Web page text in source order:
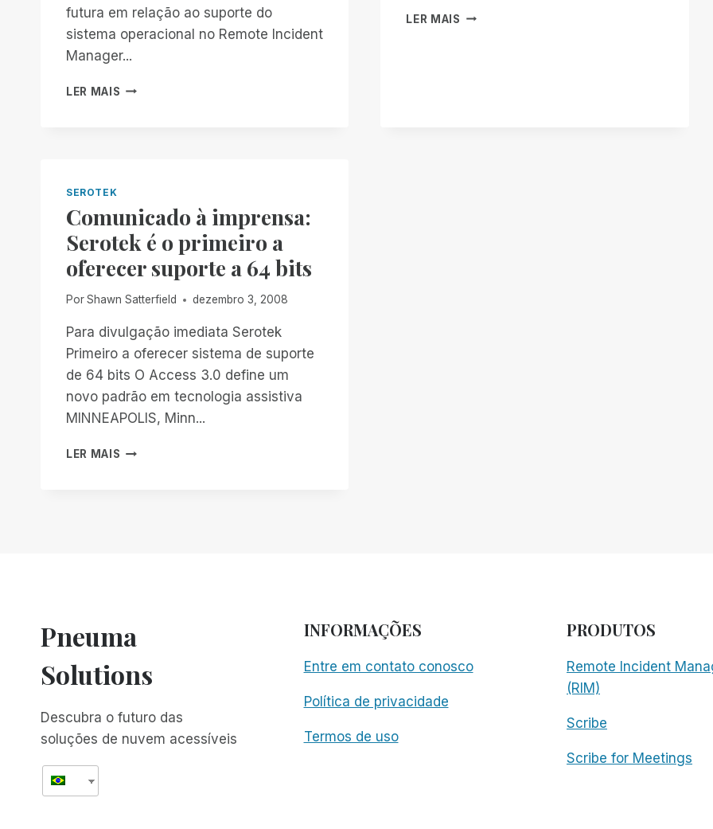
futura em relação ao suporte do
sistema operacional no Remote Incident
Manager...
LER MAIS DESCONTINUAÇÃO
REMOTE
INCIDENT
MANAGER
(RIM)
LER MAIS REMOTE
SEROTEK
Comunicado à imprensa:
Serotek é o primeiro a
oferecer suporte a 64 bits
PorShawn Satterfield dezembro 3, 2008
Para divulgação imediata Serotek
Primeiro a oferecer sistema de suporte
de 64 bits O Access 3.0 define um
novo padrão em tecnologia assistiva
MINNEAPOLIS, Minn...
LER MAIS COMUNICADO
64
BITS
Pneuma
Solutions
Descubra o futuro das
soluções de nuvem acessíveis
INFORMAÇÕES
Entre em contato conosco
Política de privacidade
Termos de uso
PRODUTOS
Remote Incident
(RIM)
Scribe
Scribe for Meetings